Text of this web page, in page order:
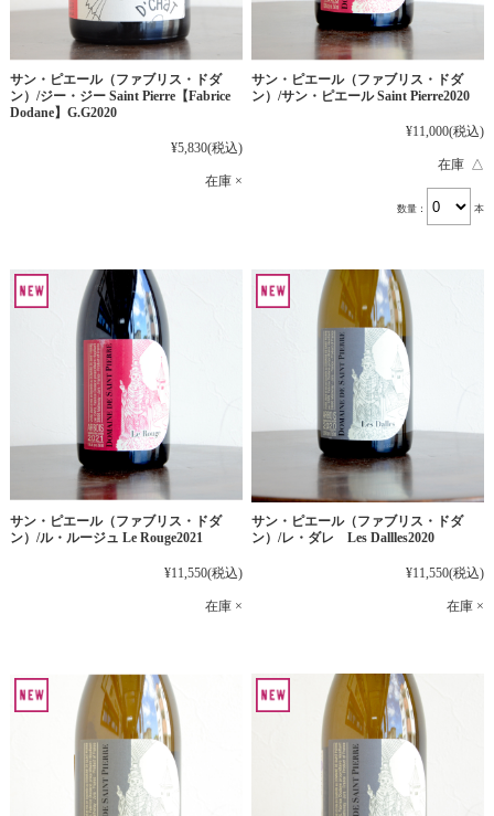
サン・ピエール（ファブリス・ドダ
ン）/ジー・ジー Saint Pierre【Fabrice
Dodane】G.G2020
¥5,830(税込)
在庫 ×
サン・ピエール（ファブリス・ドダ
ン）/サン・ピエール Saint Pierre2020
¥11,000(税込)
在庫 △
数量： 本
サン・ピエール（ファブリス・ドダ
ン）/ル・ルージュ Le Rouge2021
¥11,550(税込)
在庫 ×
サン・ピエール（ファブリス・ドダ
ン）/レ・ダレ Les Dallles2020
¥11,550(税込)
在庫 ×